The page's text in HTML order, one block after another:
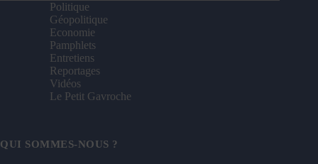
Politique
Géopolitique
Economie
Pamphlets
Entretiens
Reportages
Vidéos
Le Petit Gavroche
QUI SOMMES-NOUS ?